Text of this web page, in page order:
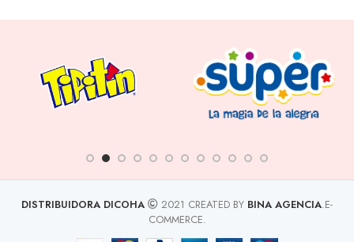
DISTRIBUIDORA DICOHA 2021 CREATED BY BINA AGENCIA.E-
COMMERCE.